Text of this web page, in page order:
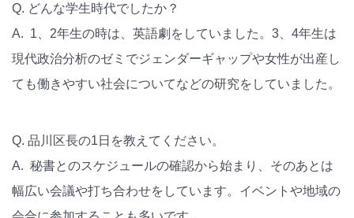
Q. どんな学生時代でしたか？
A. 1、2年生の時は、英語劇をしていました。3、4年生は
現代政治分析のゼミでジェンダーギャップや女性が出産し
ても働きやすい社会についてなどの研究をしていました。
Q. 品川区長の1日を教えてください。
A. 秘書とのスケジュールの確認から始まり、そのあとは
幅広い会議や打ち合わせをしています。イベントや地域の